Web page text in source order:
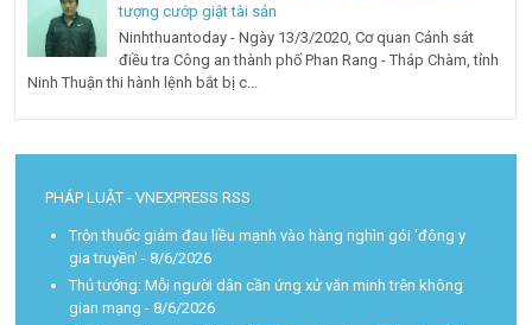
tượng cướp giật tài sản
Ninhthuantoday - Ngày 13/3/2020, Cơ quan Cảnh sát
điều tra Công an thành phố Phan Rang - Tháp Chàm, tỉnh
Ninh Thuận thi hành lệnh bắt bị c...
PHÁP LUẬT - VNEXPRESS RSS
Trộn thuốc giảm đau liều mạnh vào hàng nghìn gói 'đông y
gia truyền' - 8/6/2026
Thủ tướng: Mỗi người dân cần ứng xử văn minh trên không
gian mạng - 8/6/2026